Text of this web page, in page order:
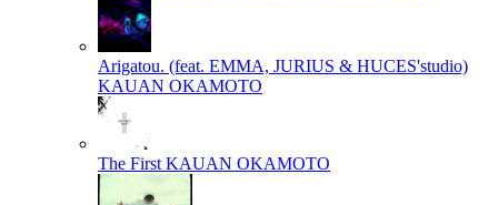
Arigatou. (feat. EMMA, JURIUS & HUCES'studio)
KAUAN OKAMOTO
The First KAUAN OKAMOTO